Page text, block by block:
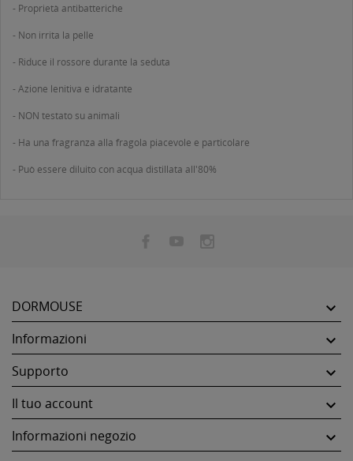
- Proprietà antibatteriche
- Non irrita la pelle
- Riduce il rossore durante la seduta
- Azione lenitiva e idratante
- NON testato su animali
- Ha una fragranza alla fragola piacevole e particolare
- Può essere diluito con acqua distillata all'80%
DORMOUSE 
Informazioni 
Supporto 
Il tuo account 
Informazioni negozio 